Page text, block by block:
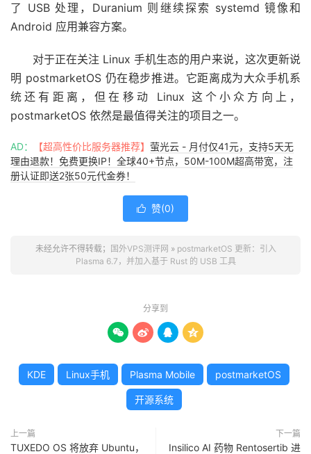
了 USB 处理，Duranium 则继续探索 systemd 镜像和
Android 应用兼容方案。
对于正在关注 Linux 手机生态的用户来说，这次更新说
明 postmarketOS 仍在稳步推进。它距离成为大众手机系
统还有距离，但在移动 Linux 这个小众方向上，
postmarketOS 依然是最值得关注的项目之一。
AD： 【超高性价比服务器推荐】 萤光云 - 月付仅41元，支持5天无
理由退款！免费更换IP！全球40+节点，50M-100M超高带宽，注
册认证即送2张50元代金券！
 赞(0)
未经允许不得转载； 国外VPS测评网 » postmarketOS 更新：引入
Plasma 6.7，并加入基于 Rust 的 USB 工具
分享到
   
KDE Linux手机 Plasma Mobile postmarketOS
开源系统
上一篇
TUXEDO OS 将放弃 Ubuntu，
下一篇
Insilico AI 药物 Rentosertib 进